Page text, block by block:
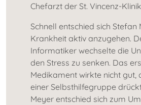
Chefarzt der St. Vincenz-
Schnell entschied sich Stefan
Krankheit aktiv anzugehen.
Informatiker wechselte die
den Stress zu senken. Das
Medikament wirkte nicht gut,
einer Selbsthilfegruppe
Meyer entschied sich zum